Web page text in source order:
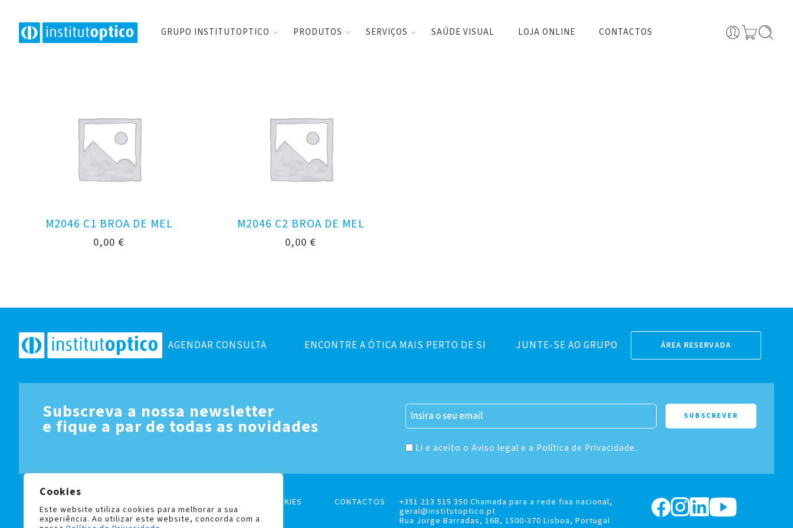
Cookies
Este website utiliza cookies para melhorar a sua
experiência. Ao utilizar este website, concorda com a
GRUPO INSTITUTOPTICO PRODUTOS SERVIÇOS SAÚDE VISUAL LOJA ONLINE CONTACTOS
M2046 C1 BROA DE MEL
0,00 €
M2046 C2 BROA DE MEL
0,00 €
AGENDAR CONSULTA ENCONTRE A ÓTICA MAIS PERTO DE SI JUNTE-SE AO GRUPO ÁREA RESERVADA
Subscreva a nossa newsletter
e fique a par de todas as novidades
Li e aceito o Aviso legal e a Política de Privacidade.
POLÍTICA DE PRIVACIDADE E COOKIES CONTACTOS
+351 213 515 350 Chamada para a rede fixa nacional,
geral@institutoptico.pt
Rua Jorge Barradas, 16B, 1500-370 Lisboa, Portugal